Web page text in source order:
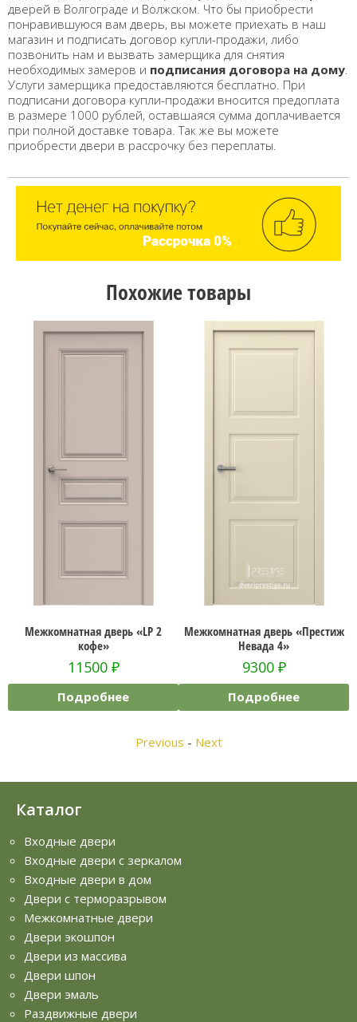
дверей в Волгограде и Волжском. Что бы приобрести
понравившуюся вам дверь, вы можете приехать в наш
магазин и подписать договор купли-продажи, либо
позвонить нам и вызвать замерщика для снятия
необходимых замеров и подписания договора на дому
Услуги замерщика предоставляются бесплатно. При
подписани договора купли-продажи вносится предоплата
в размере 1000 рублей, оставшаяся сумма доплачивается
при полной доставке товара. Так же вы можете
приобрести двери в рассрочку без переплаты.
Похожие товары
дверь «LP 2
кофе»
11500₽
Подробнее
Межкомнатная дверь «Престиж
Невада 4»
9300₽
Подробнее
Previous - Next
Каталог
Входные двери
Входные двери с зеркалом
Входные двери в дом
Двери с терморазрывом
Межкомнатные двери
Двери экошпон
Двери из массива
Двери шпон
Двери эмаль
Раздвижные двери